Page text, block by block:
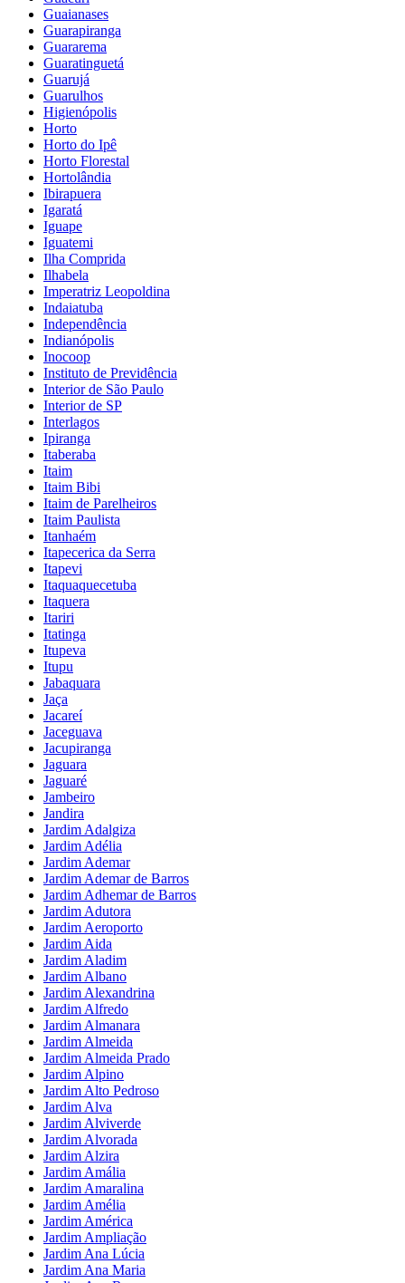
Guaianases
Guarapiranga
Guararema
Guaratinguetá
Guarujá
Guarulhos
Higienópolis
Horto
Horto do Ipê
Horto Florestal
Hortolândia
Ibirapuera
Igaratá
Iguape
Iguatemi
Ilha Comprida
Ilhabela
Imperatriz Leopoldina
Indaiatuba
Independência
Indianópolis
Inocoop
Instituto de Previdência
Interior de São Paulo
Interior de SP
Interlagos
Ipiranga
Itaberaba
Itaim
Itaim Bibi
Itaim de Parelheiros
Itaim Paulista
Itanhaém
Itapecerica da Serra
Itapevi
Itaquaquecetuba
Itaquera
Itariri
Itatinga
Itupeva
Itupu
Jabaquara
Jaça
Jacareí
Jaceguava
Jacupiranga
Jaguara
Jaguaré
Jambeiro
Jandira
Jardim Adalgiza
Jardim Adélia
Jardim Ademar
Jardim Ademar de Barros
Jardim Adhemar de Barros
Jardim Adutora
Jardim Aeroporto
Jardim Aida
Jardim Aladim
Jardim Albano
Jardim Alexandrina
Jardim Alfredo
Jardim Almanara
Jardim Almeida
Jardim Almeida Prado
Jardim Alpino
Jardim Alto Pedroso
Jardim Alva
Jardim Alviverde
Jardim Alvorada
Jardim Alzira
Jardim Amália
Jardim Amaralina
Jardim Amélia
Jardim América
Jardim Ampliação
Jardim Ana Lúcia
Jardim Ana Maria